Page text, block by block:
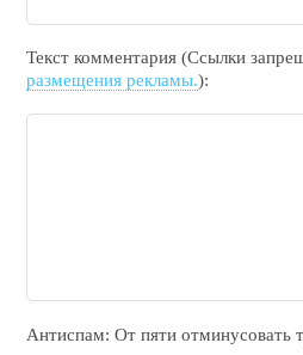
Текст комментария (Ссылки
размещения рекламы.):
Антиспам: От пяти отминycовать